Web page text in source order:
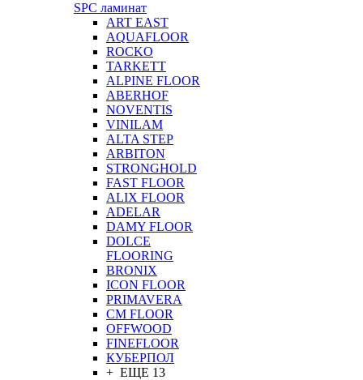
SPC ламинат
ART EAST
AQUAFLOOR
ROCKO
TARKETT
ALPINE FLOOR
ABERHOF
NOVENTIS
VINILAM
ALTA STEP
ARBITON
STRONGHOLD
FAST FLOOR
ALIX FLOOR
ADELAR
DAMY FLOOR
DOLCE
FLOORING
BRONIX
ICON FLOOR
PRIMAVERA
CM FLOOR
OFFWOOD
FINEFLOOR
КУБЕРПОЛ
+ ЕЩЕ 13